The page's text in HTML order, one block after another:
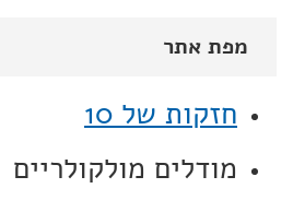
מפת אתר
חזקות של 10
מודלים מולקולריים